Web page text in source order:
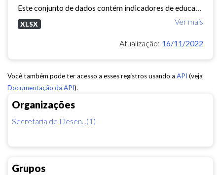
Organizações
Secretaria de Desen...(1)
Grupos
Ver mais
XLSX
Atualização: 16/11/2022
Você também pode ter acesso a esses registros usando a API (veja
Documentação da API).